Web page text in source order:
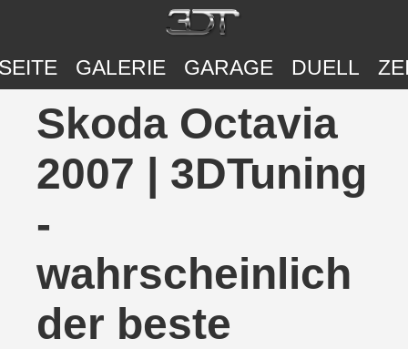
GALERIE GARAGE DUELL
Skoda Octavia
2007 | 3DTuning
-
wahrscheinlich
der beste